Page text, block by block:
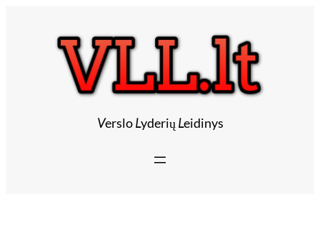
VersloLyderių Leidinys